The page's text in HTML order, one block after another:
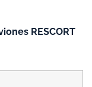
RESCORT